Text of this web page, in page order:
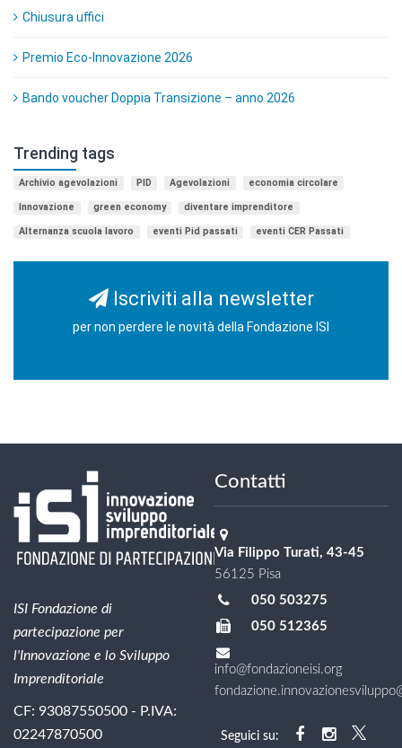
Chiusura uffici
Premio Eco-Innovazione 2026
Bando voucher Doppia Transizione – anno 2026
Trending tags
Archivio agevolazioni PID Agevolazioni economia circolare
Innovazione green economy diventare imprenditore
Alternanza scuola lavoro eventi Pid passati eventi CER Passati
Iscriviti alla newsletter
per non perdere le novità della Fondazione ISI
ISI Fondazione di
partecipazione per
l'Innovazione e lo Sviluppo
Imprenditoriale
CF: 93087550500 - P.IVA:
02247870500
Contatti
Via Filippo Turati, 43-45
56125 Pisa
050 503275
050 512365
info@fondazioneisi.org
Seguici su: